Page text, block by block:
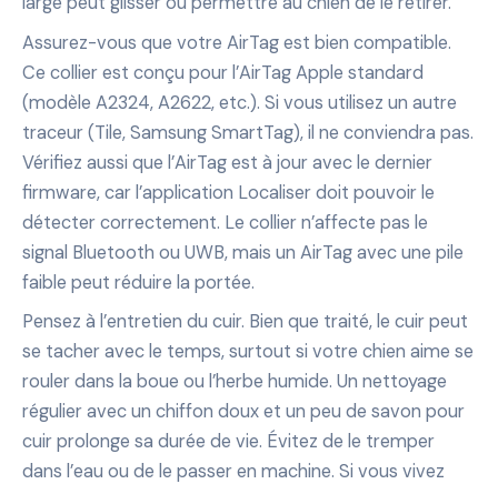
Assurez-vous que votre AirTag est bien compatible.
Ce collier est conçu pour l’AirTag Apple standard
(modèle A2324, A2622, etc.). Si vous utilisez un autre
traceur (Tile, Samsung SmartTag), il ne conviendra pas.
Vérifiez aussi que l’AirTag est à jour avec le dernier
firmware, car l’application Localiser doit pouvoir le
détecter correctement. Le collier n’affecte pas le
signal Bluetooth ou UWB, mais un AirTag avec une pile
faible peut réduire la portée.
Pensez à l’entretien du cuir. Bien que traité, le cuir peut
se tacher avec le temps, surtout si votre chien aime se
rouler dans la boue ou l’herbe humide. Un nettoyage
régulier avec un chiffon doux et un peu de savon pour
cuir prolonge sa durée de vie. Évitez de le tremper
dans l’eau ou de le passer en machine. Si vous vivez